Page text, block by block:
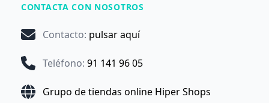
CONTACTA CON NOSOTROS
Contacto: pulsar aquí
Teléfono: 91 141 96 05
Grupo de tiendas online Hiper Shops